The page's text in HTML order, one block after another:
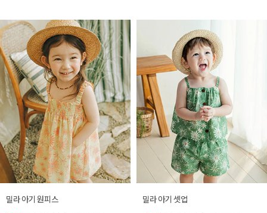
밀라 아기 원피스 밀라 아기 셋업